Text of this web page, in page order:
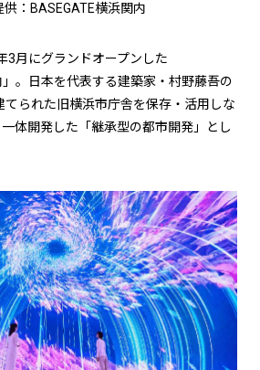
供：BASEGATE横浜関内
3月にグランドオープンした
」。日本を代表する建築家・村野藤吾の
られた旧横浜市庁舎を保存・活用しな
体開発した「継承型の都市開発」とし